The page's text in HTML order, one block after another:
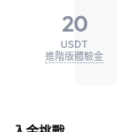
20
USDT
進階版體驗金